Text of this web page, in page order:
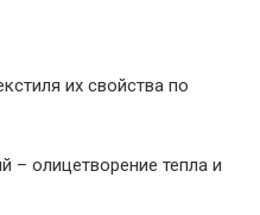
их свойства по
– олицетворение тепла и